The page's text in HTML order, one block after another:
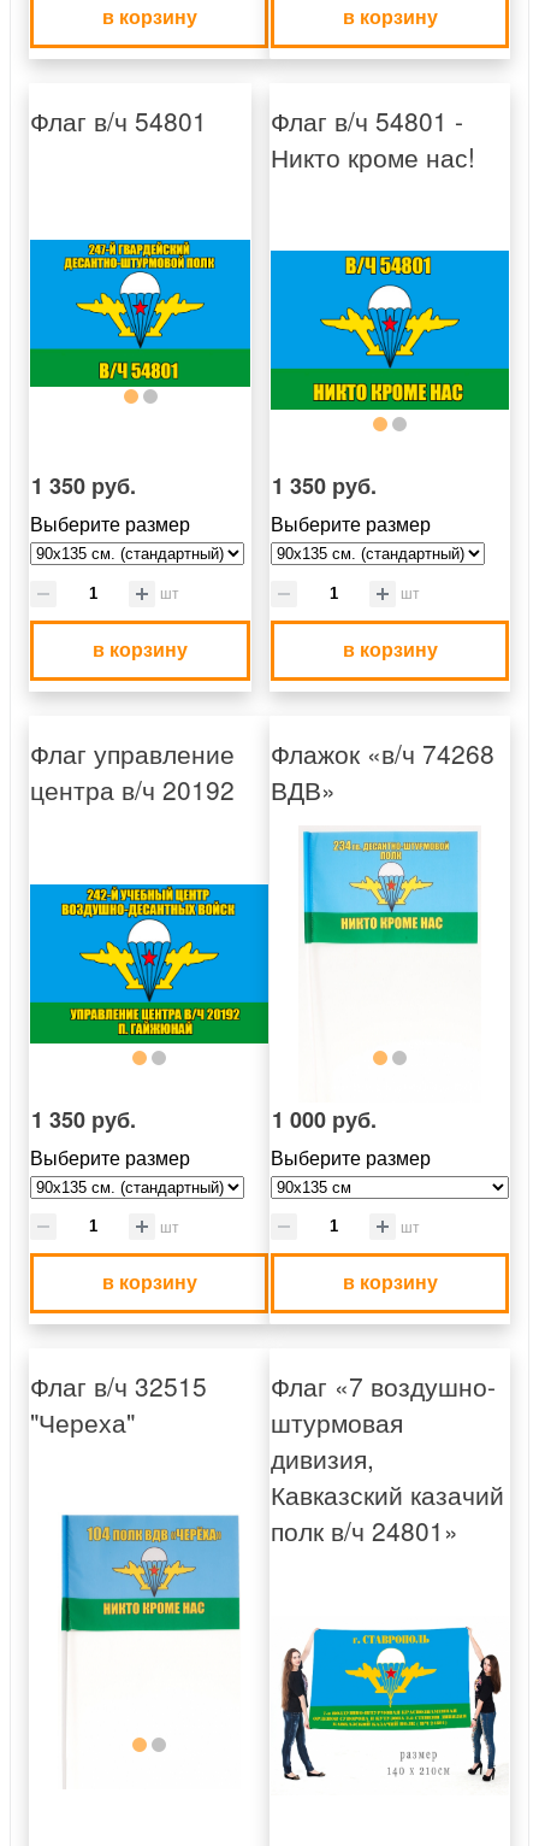
в корзину в корзину
Флаг в/ч 54801
1 350 руб.
Выберите размер
шт
в корзину
Флаг в/ч 54801 -
Никто кроме нас!
1 350 руб.
Выберите размер
шт
в корзину
Флаг управление
центра в/ч 20192
1 350 руб.
Выберите размер
шт
в корзину
Флажок «в/ч 74268
ВДВ»
1 000 руб.
Выберите размер
шт
в корзину
Флаг в/ч 32515
"Череха"
Флаг «7 воздушно-
штурмовая
дивизия,
Кавказский казачий
полк в/ч 24801»